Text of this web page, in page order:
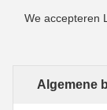
We accepteren
Algemene